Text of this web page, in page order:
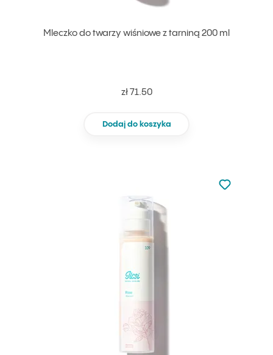
Mleczko do twarzy wiśniowe z tarniną 200 ml
zł 71.50
Dodaj do koszyka
Nie dodano
Dodaj do